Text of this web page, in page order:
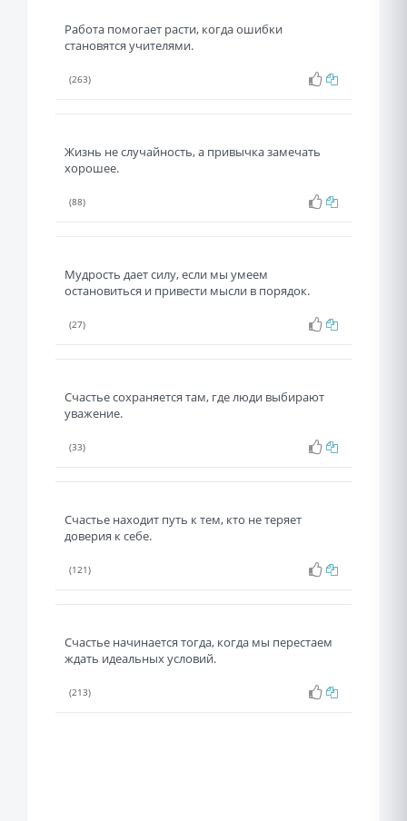
Работа помогает расти, когда ошибки
становятся учителями.
(263)
Жизнь не случайность, а привычка замечать
хорошее.
(88)
Мудрость дает силу, если мы умеем
остановиться и привести мысли в порядок.
(27)
Счастье сохраняется там, где люди выбирают
уважение.
(33)
Счастье находит путь к тем, кто не теряет
доверия к себе.
(121)
Счастье начинается тогда, когда мы перестаем
ждать идеальных условий.
(213)